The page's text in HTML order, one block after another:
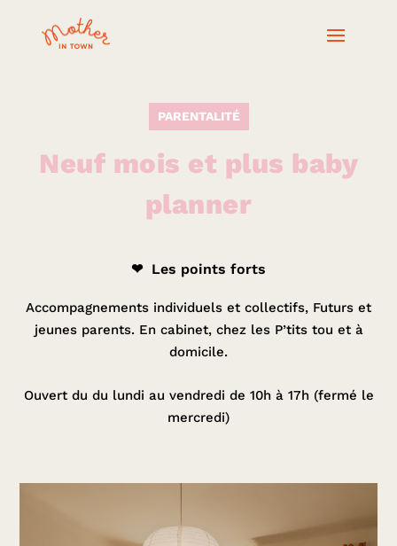
PARENTALITÉ
Neuf mois et plus baby
planner
❤ Les points forts
Accompagnements individuels et collectifs, Futurs et
jeunes parents. En cabinet, chez les P’tits tou et à
domicile.
Ouvert du du lundi au vendredi de 10h à 17h (fermé le
mercredi)